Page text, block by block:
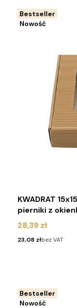
Bestseller
Nowość
KWADRAT
pierniki z
Cena
28,39 zł
Cena
23,08 złbez VAT
Bestseller
Nowość